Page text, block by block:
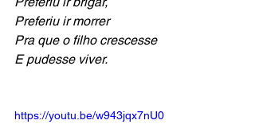
Preferiu ir morrer
Pra que o filho crescesse
E pudesse viver.
https://youtu.be/w943jqx7nU0